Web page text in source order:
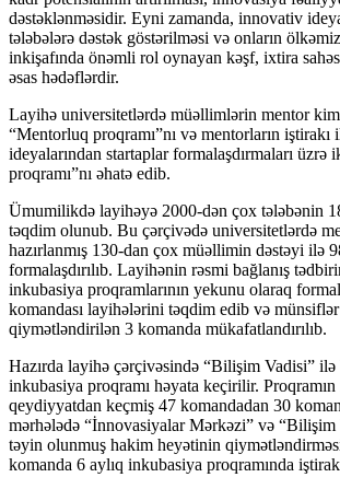
dəstəklənməsidir. Eyni zamanda, innovativ
tələbələrə dəstək göstərilməsi və onların
inkişafında önəmli rol oynayan kəşf, ixtira
əsas hədəflərdir.
Layihə universitetlərdə müəllimlərin mentor kimi
“Mentorluq proqramı”nı və mentorların iştirakı
ideyalarından startaplar formalaşdırmaları üzrə
proqramı”nı əhatə edib.
Ümumilikdə layihəyə 2000-dən çox tələbənin
təqdim olunub. Bu çərçivədə universitetlərdə
hazırlanmış 130-dan çox müəllimin dəstəyi ilə
formalaşdırılıb. Layihənin rəsmi bağlanış
inkubasiya proqramlarının yekunu olaraq
komandası layihələrini təqdim edib və
qiymətləndirilən 3 komanda mükafatlandırılıb.
Hazırda layihə çərçivəsində “Bilişim Vadisi” ilə
inkubasiya proqramı həyata keçirilir.
qeydiyyatdan keçmiş 47 komandadan 30
mərhələdə “İnnovasiyalar Mərkəzi” və “Bilişim
təyin olunmuş hakim heyətinin
komanda 6 aylıq inkubasiya proqramında